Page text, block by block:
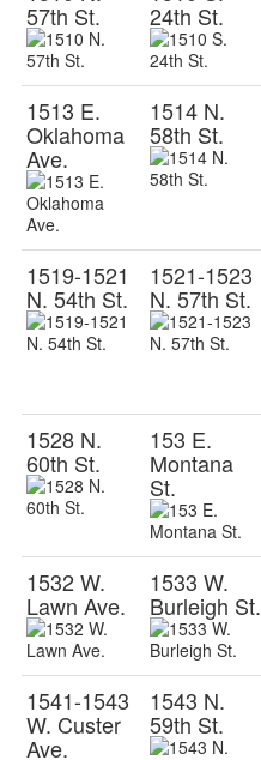
57th St. 24th St.
1513 E.
Oklahoma
Ave.
1514 N.
58th St.
1519-1521
N. 54th St.
1521-1523
N. 57th St.
1528 N.
60th St.
153 E.
Montana
St.
1532 W.
Lawn Ave.
1533 W.
Burleigh St.
1541-1543
W. Custer
Ave.
1543 N.
59th St.